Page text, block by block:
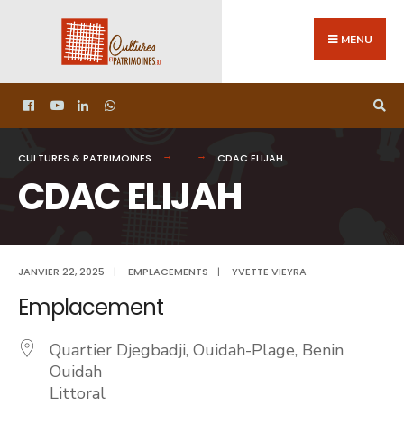
MENU
CULTURES & PATRIMOINES CDAC ELIJAH
CDAC ELIJAH
JANVIER 22, 2025 | EMPLACEMENTS | YVETTE VIEYRA
Emplacement
Quartier Djegbadji, Ouidah-Plage, Benin
Ouidah
Littoral